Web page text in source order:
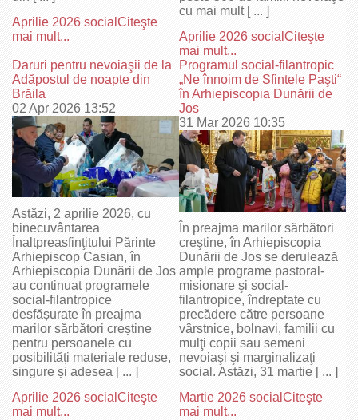
Aprilie 2026 social Citeşte
mai mult...
cu mai mult [ ... ]
Aprilie 2026 social Citeşte
mai mult...
Daruri pentru nevoiaşii de la
Adăpostul de noapte din
Brăila
02 Apr 2026 13:52
Astăzi, 2 aprilie 2026, cu
binecuvântarea
Înaltpreasfinţitului Părinte
Arhiepiscop Casian, în
Arhiepiscopia Dunării de Jos
au continuat programele
social-filantropice
desfășurate în preajma
marilor sărbători creștine
pentru persoanele cu
posibilități materiale reduse,
singure și adesea [ ... ]
Aprilie 2026 social Citeşte
mai mult...
Programul social-filantropic
„Ne înnoim de Sfintele Paşti“
în Arhiepiscopia Dunării de
Jos
31 Mar 2026 10:35
În preajma marilor sărbători
creştine, în Arhiepiscopia
Dunării de Jos se derulează
ample programe pastoral-
misionare şi social-
filantropice, îndreptate cu
precădere către persoane
vârstnice, bolnavi, familii cu
mulţi copii sau semeni
nevoiaşi şi marginalizaţi
social. Astăzi, 31 martie [ ... ]
Martie 2026 social Citeşte
mai mult...